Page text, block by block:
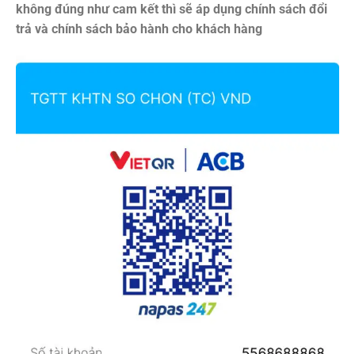
không đúng như cam kết thì sẽ áp dụng chính sách đổi
trả và chính sách bảo hành cho khách hàng